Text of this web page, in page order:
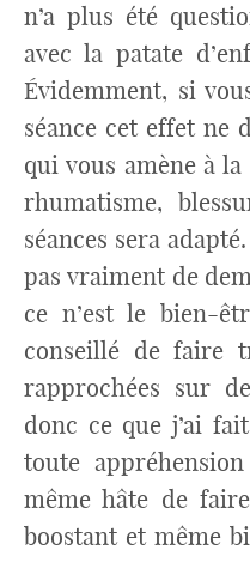
n’a plus été
avec la patate
Évidemment, si
séance cet effet ne
qui vous amène à
rhumatisme,
séances sera
pas vraiment de
ce n’est le bien-
conseillé de faire
rapprochées sur
donc ce que j’ai
toute appréhension
même hâte de
boostant et même